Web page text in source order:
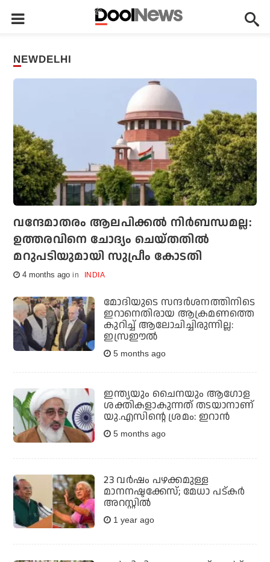
NEWDELHI
വന്ദേമാതരം ആലപിക്കല്‍ നിര്‍ബന്ധമല്ല:
ഉത്തരവിനെ ചോദ്യം ചെയ്തതിൽ
മറുപടിയുമായി സുപ്രീം കോടതി
4 months ago INDIA
മോദിയുടെ സന്ദര്‍ശനത്തിനിടെ
ഇറാനെതിരായ ആക്രമണത്തെ
കുറിച്ച് ആലോചിച്ചിരുന്നില്ല:
ഇസ്രഈല്‍
5 months ago
ഇന്ത്യയും ചൈനയും ആഗോള
ശക്തികളാകുന്നത് തടയാനാണ്
യു.എസിന്റെ ശ്രമം: ഇറാന്‍
5 months ago
23 വർഷം പഴക്കമുള്ള
മാനനഷ്ടക്കേസ്; മേധാ പട്കർ
അറസ്റ്റിൽ
1 year ago